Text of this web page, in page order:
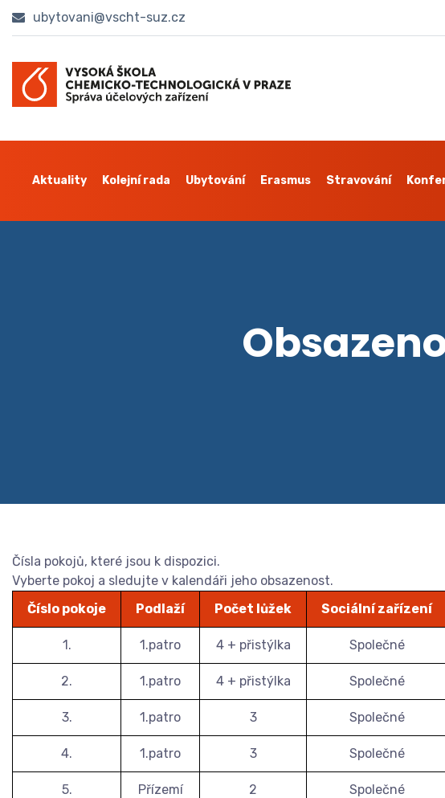
ubytovani@vscht-suz.cz
Aktuality Kolejní rada Ubytování Erasmus Stravování
Čísla pokojů, které jsou k dispozici.
Vyberte pokoj a sledujte v kalendáři jeho obsazenost.
Číslo pokoje
Podlaží Počet lůžek Sociální zařízení
1. 1.patro 4 + přistýlka Společné
2. 1.patro 4 + přistýlka Společné
3. 1.patro 3 Společné
4. 1.patro 3 Společné
5. Přízemí 2 Společné